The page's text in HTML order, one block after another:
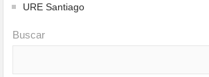
URE Santiago
Buscar